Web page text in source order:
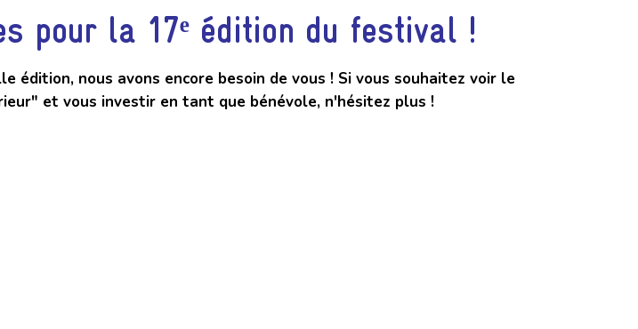
pour la 17ᵉ édition du festival !
édition, nous avons encore besoin de vous ! Si vous souhaitez voir le
et vous investir en tant que bénévole, n'hésitez plus !